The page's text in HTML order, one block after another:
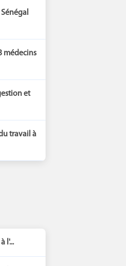
médecins
et
travail à
l'...